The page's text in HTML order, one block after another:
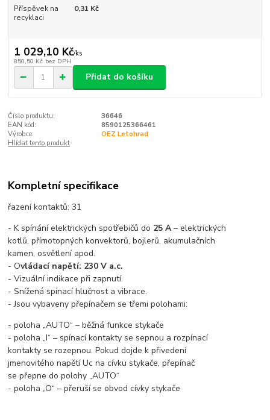
Příspěvek na
recyklaci
0,31 Kč
1 029,10 Kč/ks
850,50 Kč bez DPH
Přidat do košíku
Číslo produktu:
36646
EAN kód:
8590125366461
Výrobce:
OEZ Letohrad
Hlídat tento produkt
Kompletní specifikace
řazení kontaktů: 31
- K spínání elektrických spotřebičů do 25 A– elektrických
kotlů, přímotopných konvektorů, bojlerů, akumulačních
kamen, osvětlení apod.
- Ovládací napětí: 230 V a.c.
- Vizuální indikace při zapnutí.
- Snížená spínací hlučnost a vibrace.
- Jsou vybaveny přepínačem se třemi polohami:
- poloha „AUTO“ – běžná funkce stykače
- poloha „I“ – spínací kontakty se sepnou a rozpínací
kontakty se rozepnou. Pokud dojde k přivedení
jmenovitého napětí Uc na cívku stykače, přepínač
se přepne do polohy „AUTO“
- poloha „O“ – přeruší se obvod cívky stykače